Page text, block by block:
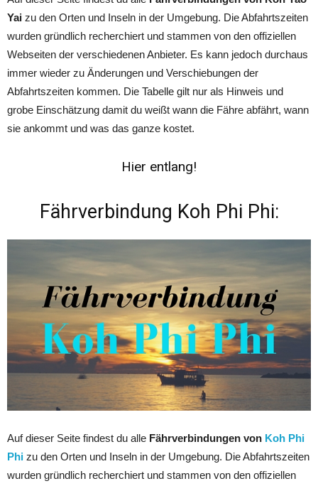
Yai zu den Orten und Inseln in der Umgebung. Die Abfahrtszeiten
wurden gründlich recherchiert und stammen von den offiziellen
Webseiten der verschiedenen Anbieter. Es kann jedoch durchaus
immer wieder zu Änderungen und Verschiebungen der
Abfahrtszeiten kommen. Die Tabelle gilt nur als Hinweis und
grobe Einschätzung damit du weißt wann die Fähre abfährt, wann
sie ankommt und was das ganze kostet.
Hier entlang!
Fährverbindung Koh Phi Phi:
Auf dieser Seite findest du alle Fährverbindungen von Koh Phi
Phi zu den Orten und Inseln in der Umgebung. Die Abfahrtszeiten
wurden gründlich recherchiert und stammen von den offiziellen